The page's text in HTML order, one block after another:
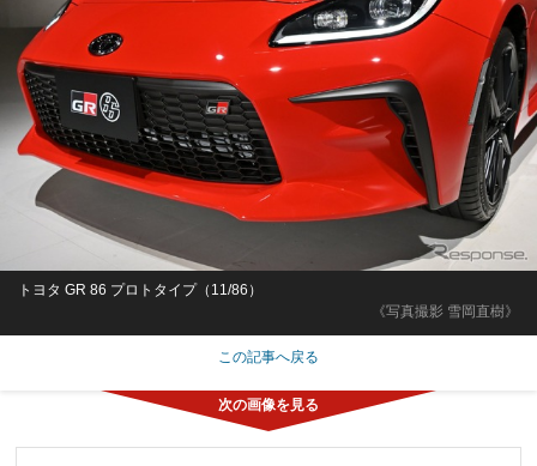
《写真撮影 雪岡直樹》
トヨタ GR 86 プロトタイプ（11/86）
この記事へ戻る